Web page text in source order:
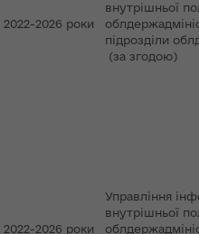
2022-2026 роки
внутрішньої
підрозділи
(за згодою)
2022-2026 роки
Управління
внутрішньої